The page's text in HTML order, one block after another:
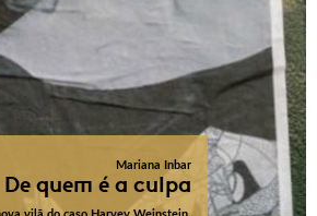
Mariana Inbar
De quem é a culpa